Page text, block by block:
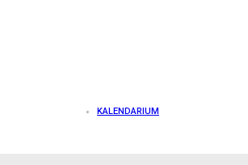
KALENDARIUM